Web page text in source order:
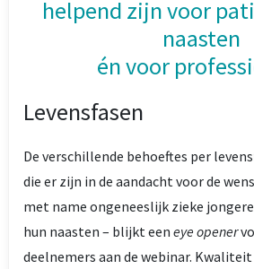
helpend zijn voor
naasten
én voor
Levensfasen
De verschillende behoeftes per
die er zijn in de aandacht voor de
met name ongeneeslijk zieke
hun naasten – blijkt een eye opener
deelnemers aan de webinar. Kwaliteit